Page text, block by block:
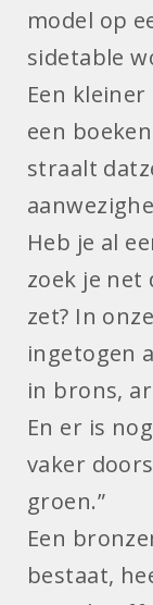
model op
sidetable
Een
een
straalt
Heb je al
zoek je net
zet? In
ingetogen
in brons,
En er is
vaker
groen.”
Een
bestaat,